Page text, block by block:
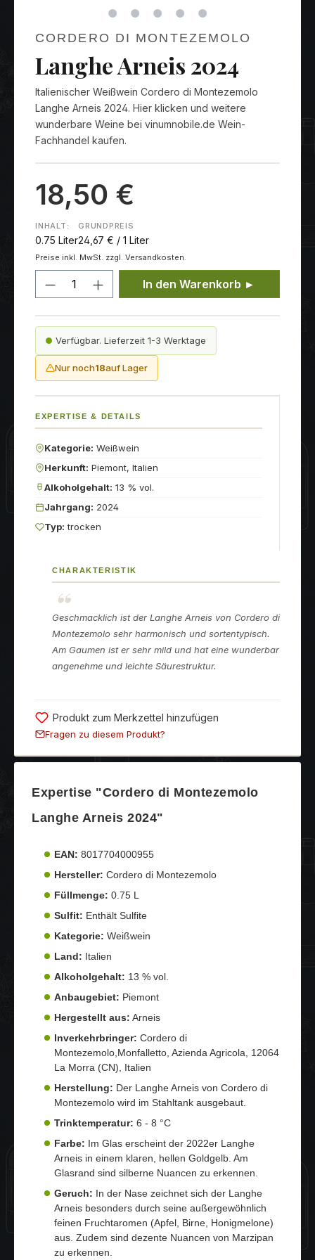
CORDERO DI MONTEZEMOLO
Langhe Arneis 2024
Italienischer Weißwein Cordero di Montezemolo
Langhe Arneis 2024. Hier klicken und weitere
wunderbare Weine bei vinumnobile.de Wein-
Fachhandel kaufen.
18,50 €
INHALT:
0.75 Liter
GRUNDPREIS
24,67 € / 1 Liter
Preise inkl. MwSt. zzgl. Versandkosten.
Produkt Anzahl: Gib den
In den Warenkorb ►
Verfügbar. Lieferzeit 1-3 Werktage
Nur noch18auf Lager
EXPERTISE & DETAILS
Kategorie: Weißwein
Herkunft: Piemont, Italien
Alkoholgehalt: 13 % vol.
Jahrgang: 2024
Typ: trocken
CHARAKTERISTIK
Geschmacklich ist der Langhe Arneis von Cordero di
Montezemolo sehr harmonisch und sortentypisch.
Am Gaumen ist er sehr mild und hat eine wunderbar
angenehme und leichte Säurestruktur.
Produkt zum Merkzettel hinzufügen
Fragen zu diesem Produkt?
Expertise "Cordero di Montezemolo
Langhe Arneis 2024"
EAN: 8017704000955
Hersteller: Cordero di Montezemolo
Füllmenge: 0.75 L
Sulfit: Enthält Sulfite
Kategorie: Weißwein
Land: Italien
Alkoholgehalt: 13 % vol.
Anbaugebiet: Piemont
Hergestellt aus: Arneis
Inverkehrbringer: Cordero di
Montezemolo,Monfalletto, Azienda Agricola, 12064
La Morra (CN), Italien
Herstellung: Der Langhe Arneis von Cordero di
Montezemolo wird im Stahltank ausgebaut.
Trinktemperatur: 6 - 8 °C
Farbe: Im Glas erscheint der 2022er Langhe
Arneis in einem klaren, hellen Goldgelb. Am
Glasrand sind silberne Nuancen zu erkennen.
Geruch: In der Nase zeichnet sich der Langhe
Arneis besonders durch seine außergewöhnlich
feinen Fruchtaromen (Apfel, Birne, Honigmelone)
aus. Zudem sind dezente Nuancen von Marzipan
zu erkennen.